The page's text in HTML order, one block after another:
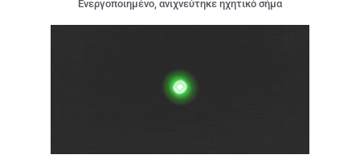
Ενεργοποιημένο, ανιχνεύτηκε ηχητικό σήμα